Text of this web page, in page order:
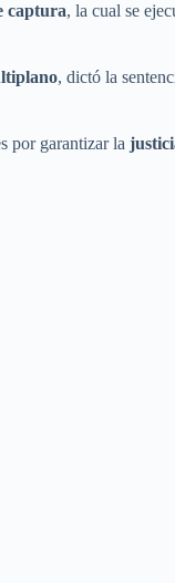
captura, la cual se
, dictó la
por garantizar la